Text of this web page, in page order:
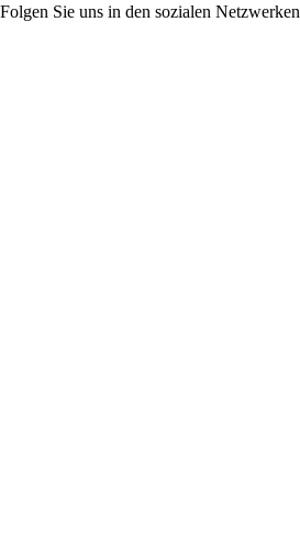
Folgen Sie uns in den sozialen Netzwerken